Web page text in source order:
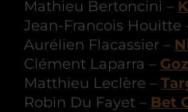
Mathieu Bertoncini –
Jean-Francois Houitte
Aurélien Flacassier –
Clément Laparra –
Matthieu Leclère –
Robin Du Fayet – Bet